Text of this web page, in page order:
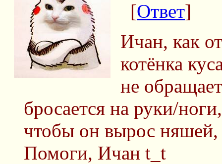
[Ответ]
Ичан, как
котёнка
не
бросается на руки/
чтобы он вырос няшей,
Помоги, Ичан t_t